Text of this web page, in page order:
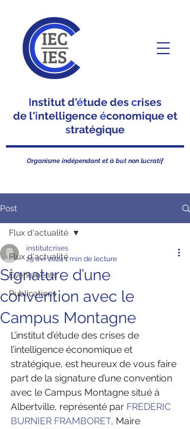
Institut d'étude descrises
de l'intelligenceéconomique et
stratégique
Organisme indépendant et à but non lucratif
Post
Flux d'actualité
Évènements
Publications
Flux d'actualité
Signature d’une
convention avec le
Campus Montagne
institutcrises
29 avr. 20241 min de lecture
L’institut d’étude des crises de
l’intelligence économique et
stratégique, est heureux de vous faire
part de la signature d’une convention
avec le Campus Montagne situé à
Albertville, représenté par FREDERIC
BURNIER FRAMBORET, Maire